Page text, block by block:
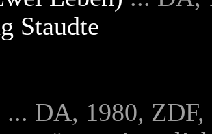
Staudte
... DA, 1980,